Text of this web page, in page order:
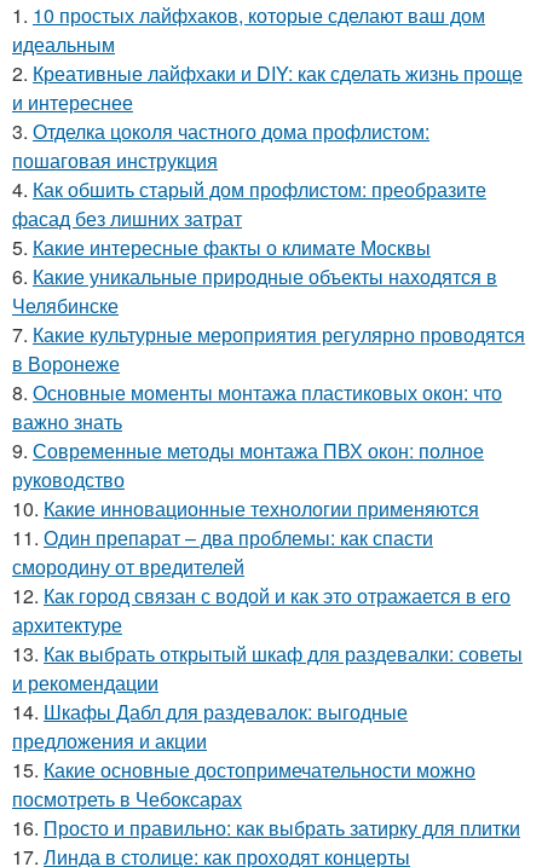
1. 10 простых лайфхаков, которые сделают ваш дом
идеальным
2. Креативные лайфхаки и DIY: как сделать жизнь проще
и интереснее
3. Отделка цоколя частного дома профлистом:
пошаговая инструкция
4. Как обшить старый дом профлистом: преобразите
фасад без лишних затрат
5. Какие интересные факты о климате Москвы
6. Какие уникальные природные объекты находятся в
Челябинске
7. Какие культурные мероприятия регулярно проводятся
в Воронеже
8. Основные моменты монтажа пластиковых окон: что
важно знать
9. Современные методы монтажа ПВХ окон: полное
руководство
10. Какие инновационные технологии применяются
11. Один препарат – два проблемы: как спасти
смородину от вредителей
12. Как город связан с водой и как это отражается в его
архитектуре
13. Как выбрать открытый шкаф для раздевалки: советы
и рекомендации
14. Шкафы Дабл для раздевалок: выгодные
предложения и акции
15. Какие основные достопримечательности можно
посмотреть в Чебоксарах
16. Просто и правильно: как выбрать затирку для плитки
17. Линда в столице: как проходят концерты